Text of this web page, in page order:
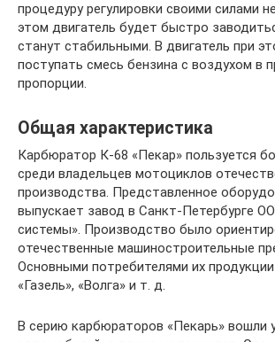
процедуру регулировки своими силами
этом двигатель будет быстро
станут стабильными. В двигатель при
поступать смесь бензина с воздухом в
пропорции.
Общая характеристика
Карбюратор К-68 «Пекар» пользуется
среди владельцев мотоциклов
производства. Представленное
выпускает завод в Санкт-Петербурге
системы». Производство было
отечественные машиностроительные
Основными потребителями их
«Газель», «Волга» и т. д.
В серию карбюраторов «Пекарь» вошли